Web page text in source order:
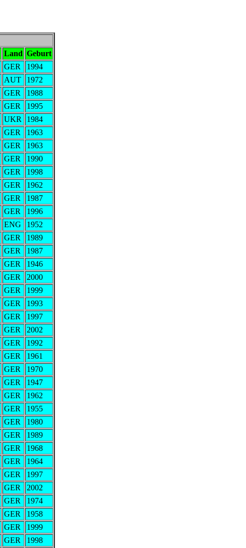
Land Geburt
GER
1994
AUT
1972
GER
1988
GER
1995
UKR
1984
GER
1963
GER
1963
GER
1990
GER
1998
GER
1962
GER
1987
GER
1996
ENG
1952
GER
1989
GER
1987
GER
1946
GER
2000
GER
1999
GER
1993
GER
1997
GER
2002
GER
1992
GER
1961
GER
1970
GER
1947
GER
1962
GER
1955
GER
1980
GER
1989
GER
1968
GER
1964
GER
1997
GER
2002
GER
1974
GER
1958
GER
1999
GER
1998